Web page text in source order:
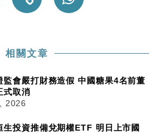
相關文章
監會嚴打財務造假 中國糖果4名前董
式取消
2026
生投資推備兌期權ETF 明日上市國